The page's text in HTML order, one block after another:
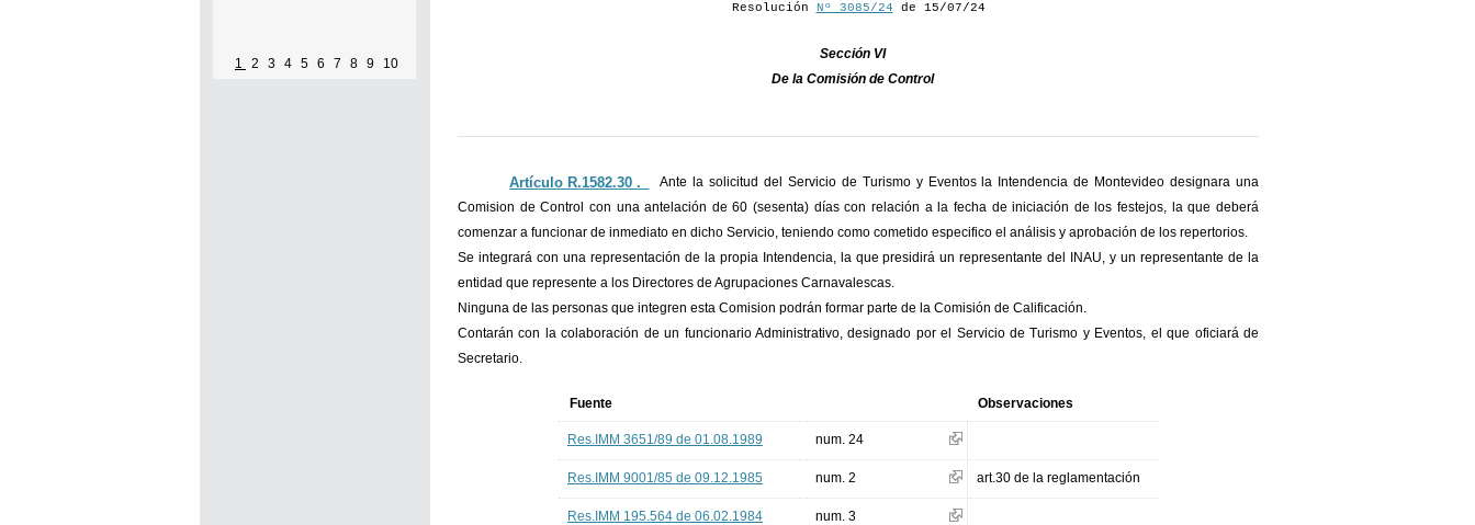
1 2 3 4 5 6 7 8 9 10
Resolución Nº 3085/24 de 15/07/24
Sección VI
De la Comisión de Control
Artículo R.1582.30 ._
Ante la solicitud del Servicio de Turismo y Eventos la Intendencia de Montevideo designara una
Comision de Control con una antelación de 60 (sesenta) días con relación a la fecha de iniciación de los festejos, la que deberá
comenzar a funcionar de inmediato en dicho Servicio, teniendo como cometido especifico el análisis y aprobación de los repertorios.
Se integrará con una representación de la propia Intendencia, la que presidirá un representante del INAU, y un representante de la
entidad que represente a los Directores de Agrupaciones Carnavalescas.
Ninguna de las personas que integren esta Comision podrán formar parte de la Comisión de Calificación.
Contarán con la colaboración de un funcionario Administrativo, designado por el Servicio de Turismo y Eventos, el que oficiará de
Secretario.
Fuente Observaciones
Res.IMM 3651/89 de 01.08.1989 num. 24
Res.IMM 9001/85 de 09.12.1985 num. 2 art.30 de la reglamentación
Res.IMM 195.564 de 06.02.1984 num. 3